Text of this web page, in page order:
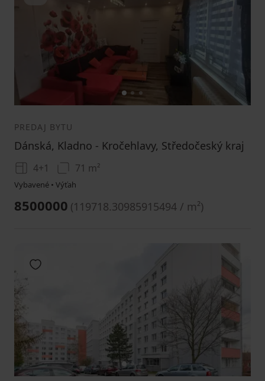
12 3
PREDAJ BYTU
Dánská, Kladno - Kročehlavy, Středočeský kraj
4+1 71 m²
Vybavené • Výťah
8500000 (119718.30985915494 / m²)
12 3
Pridať do obľúbených